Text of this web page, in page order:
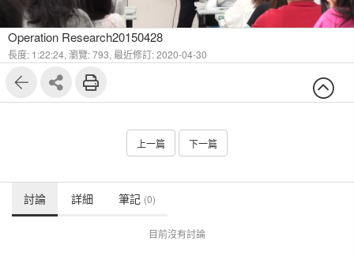
Operation Research20150428
長度: 1:22:24, 瀏覽: 793, 最近修訂: 2020-04-30
上一篇 下一篇
討論 詳細 筆記 (0)
目前沒有討論